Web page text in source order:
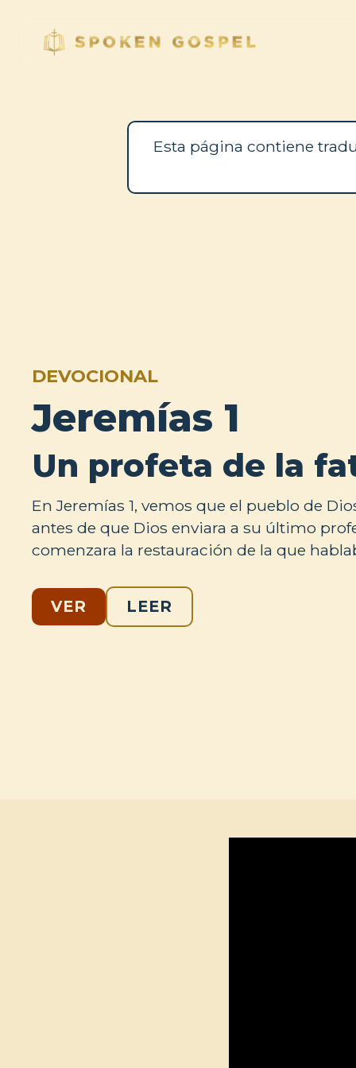
Esta página contiene
DEVOCIONAL
Jeremías 1
Un profeta de la
En Jeremías 1, vemos que el pueblo de
antes de que Dios enviara a su último
comenzara la restauración de la que
VER LEER